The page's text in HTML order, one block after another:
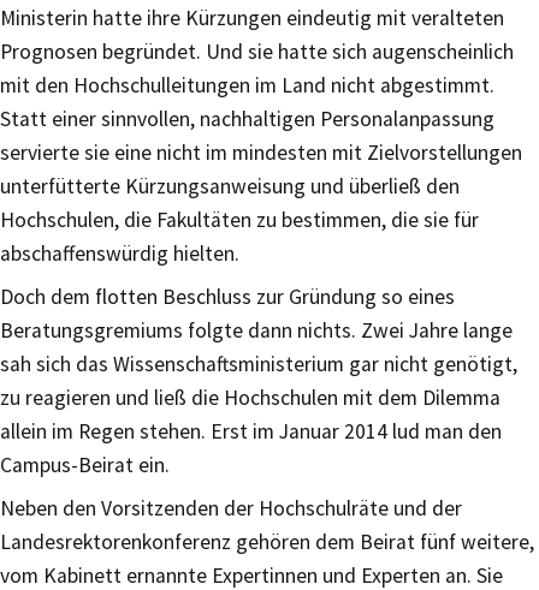
Ministerin hatte ihre Kürzungen eindeutig mit veralteten
Prognosen begründet. Und sie hatte sich augenscheinlich
mit den Hochschulleitungen im Land nicht abgestimmt.
Statt einer sinnvollen, nachhaltigen Personalanpassung
servierte sie eine nicht im mindesten mit Zielvorstellungen
unterfütterte Kürzungsanweisung und überließ den
Hochschulen, die Fakultäten zu bestimmen, die sie für
abschaffenswürdig hielten.
Doch dem flotten Beschluss zur Gründung so eines
Beratungsgremiums folgte dann nichts. Zwei Jahre lange
sah sich das Wissenschaftsministerium gar nicht genötigt,
zu reagieren und ließ die Hochschulen mit dem Dilemma
allein im Regen stehen. Erst im Januar 2014 lud man den
Campus-Beirat ein.
Neben den Vorsitzenden der Hochschulräte und der
Landesrektorenkonferenz gehören dem Beirat fünf weitere,
vom Kabinett ernannte Expertinnen und Experten an. Sie